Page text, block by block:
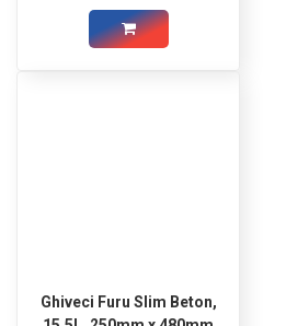
Ghiveci Furu Slim Beton,